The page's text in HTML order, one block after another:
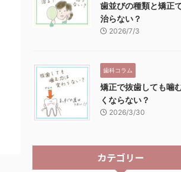
歯並びの種類と矯正
治らない？
2026/7/3
歯科コラム
矯正で抜歯しても噛
くならない？
2026/3/30
カテゴリー